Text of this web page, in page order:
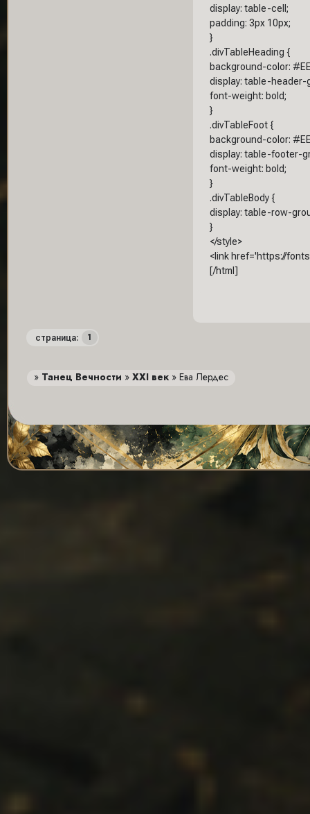
display: table-cell;
padding: 3px 10px;
}
.divTableHeading {
background-color:
display: table-header-
font-weight: bold;
}
.divTableFoot {
background-color:
display: table-footer-
font-weight: bold;
}
.divTableBody {
display: table-row-
}
</style>
<link href='https://
[/html]
страница: 1
» Танец Вечности » XXI век » Ева Лердес